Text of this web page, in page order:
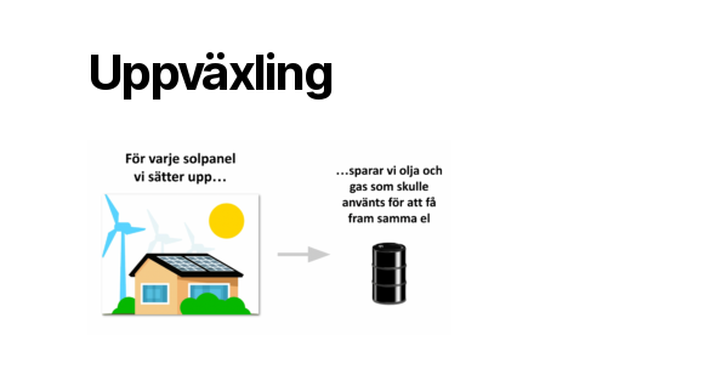
Uppväxling